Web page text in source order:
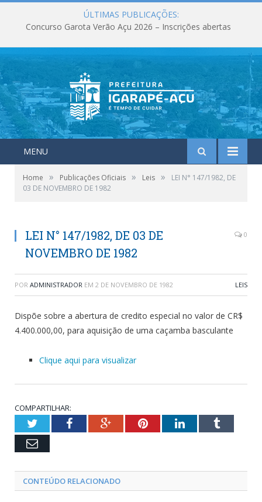
ÚLTIMAS PUBLICAÇÕES:
Concurso Garota Verão Açu 2026 – Inscrições abertas
MENU
Home » Publicações Oficiais » Leis »
LEI N° 147/1982, DE
03 DE NOVEMBRO DE 1982
LEI N° 147/1982, DE 03 DE
NOVEMBRO DE 1982
0
POR ADMINISTRADOR EM 2 DE NOVEMBRO DE 1982 LEIS
Dispõe sobre a abertura de credito especial no valor de CR$
4.400.000,00, para aquisição de uma caçamba basculante
Clique aqui para visualizar
COMPARTILHAR:
TwitterFacebookGoogle+PinterestLinkedInTumblr
Email
CONTEÚDO RELACIONADO